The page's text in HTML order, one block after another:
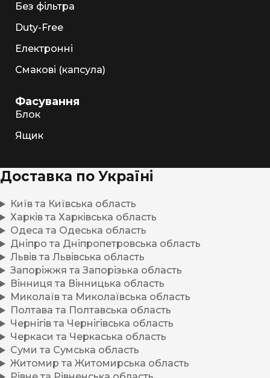
Без фільтра
Duty-Free
Електронні
Смакові (капсула)
Фасування
Блок
Ящик
Доставка по Україні
Київ та Київська область
Харків та Харківська область
Одеса та Одеська область
Дніпро та Дніпропетровська область
Львів та Львівська область
Запоріжжя та Запорізька область
Вінниця та Вінницька область
Миколаїв та Миколаївська область
Полтава та Полтавська область
Чернігів та Чернігівська область
Черкаси та Черкаська область
Суми та Сумська область
Житомир та Житомирська область